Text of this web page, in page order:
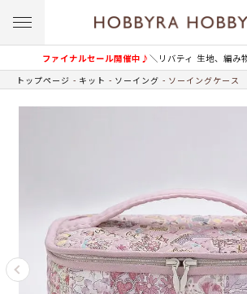
ファイナルセール開催中♪＼リバティ 生地、編み
トップページ キット ソーイング ソーイングケース